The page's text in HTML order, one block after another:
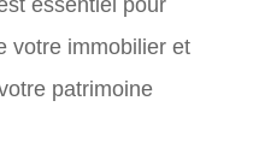
votre immobilier et
patrimoine